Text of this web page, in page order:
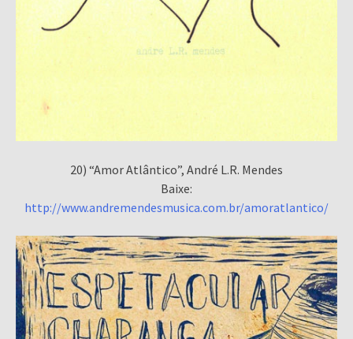
20) “Amor Atlântico”, André L.R. Mendes
Baixe:
http://www.andremendesmusica.com.br/amoratlantico/